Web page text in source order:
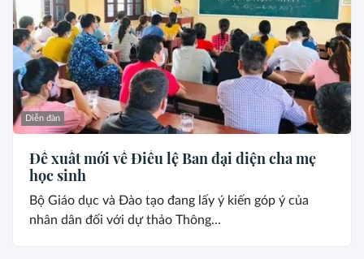
Diễn đàn
Đề xuất mới về Điều lệ Ban đại diện cha mẹ
học sinh
Bộ Giáo dục và Đào tạo đang lấy ý kiến góp ý của
nhân dân đối với dự thảo Thông...